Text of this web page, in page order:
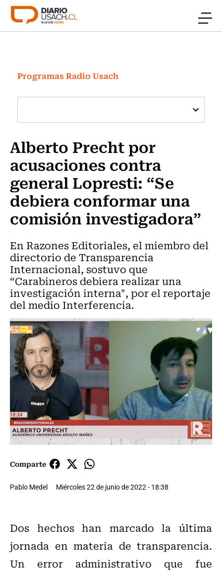
Click acá para ir directamente al contenido
Investigación
Cultura
Programas Radio y TV Usach
Programas Radio Usach
Alberto Precht por
acusaciones contra
general Lopresti: “Se
debiera conformar una
comisión investigadora”
En Razones Editoriales, el miembro del
directorio de Transparencia
Internacional, sostuvo que
“Carabineros debiera realizar una
investigación interna", por el reportaje
del medio Interferencia.
Comparte
Pablo Medel Miércoles 22 de junio de 2022 - 18:38
Dos hechos han marcado la última
jornada en materia de transparencia.
Un error administrativo que fue